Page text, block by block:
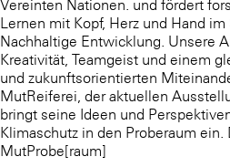
Vereinten Nationen. und fördert
Lernen mit Kopf, Herz und Hand
Nachhaltige Entwicklung. Unsere
Kreativität, Teamgeist und einem
und zukunftsorientierten
MutReiferei, der aktuellen
bringt seine Ideen und
Klimaschutz in den Proberaum
MutProbe[raum]